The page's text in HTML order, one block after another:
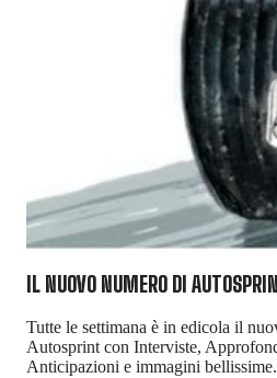
IL NUOVO NUMERO DI
Tutte le settimana è in edicola il
Autosprint con Interviste,
Anticipazioni e immagini bellissime.